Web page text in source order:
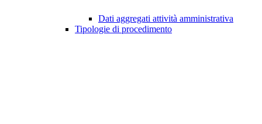
Dati aggregati attività amministrativa
Tipologie di procedimento